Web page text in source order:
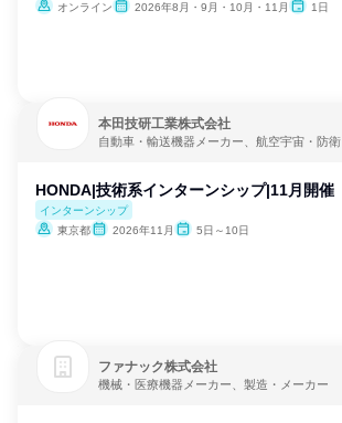
オンライン
2026年8月・9月・10月・11月 1日
本田技研工業株式会社
自動車・輸送機器メーカー、航空宇宙・防衛
HONDA|技術系インターンシップ|11月開催
インターンシップ
東京都
2026年11月 5日～10日
ファナック株式会社
機械・医療機器メーカー、製造・メーカー